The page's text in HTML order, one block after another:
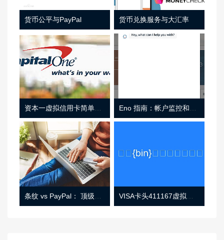
货币公平与PayPal 货币兑换服务与大汇率
资本一虚拟信用卡简单介绍
条纹 vs PayPal： 顶级功能， 定价 （和更多！ VISA卡头411167虚拟卡基础信息